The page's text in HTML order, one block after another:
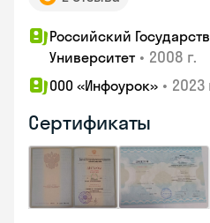
Российский
Университет • 2008 г.
ООО «Инфоурок» • 2023
Сертификаты